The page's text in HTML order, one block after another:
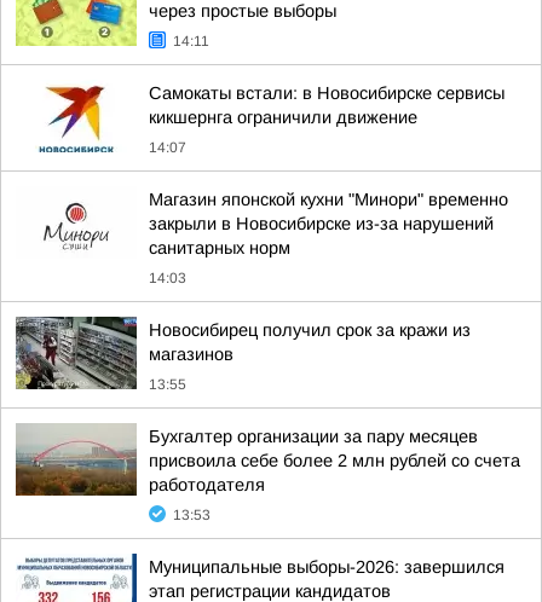
через простые выборы
14:11
Самокаты встали: в Новосибирске сервисы
кикшернга ограничили движение
14:07
Магазин японской кухни "Минори" временно
закрыли в Новосибирске из-за нарушений
санитарных норм
14:03
Новосибирец получил срок за кражи из
магазинов
13:55
Бухгалтер организации за пару месяцев
присвоила себе более 2 млн рублей со счета
работодателя
13:53
Муниципальные выборы-2026: завершился
этап регистрации кандидатов